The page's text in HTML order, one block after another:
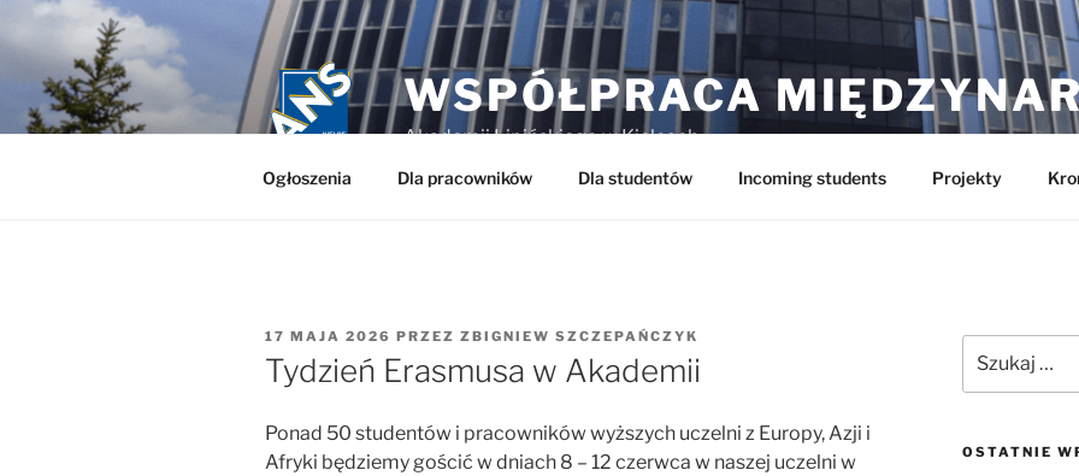
Przejdź
do
treści
WSPÓŁPRACA
Akademii Lipińskiego w Kielcach
Ogłoszenia Dla pracowników Dla studentów Incoming students Projekty
OPUBLIKOWANE
W
17 MAJA 2026 PRZEZ ZBIGNIEW SZCZEPAŃCZYK
Tydzień Erasmusa w Akademii
Ponad 50 studentów i pracowników wyższych uczelni z Europy, Azji i
Afryki będziemy gościć w dniach 8 – 12 czerwca w naszej uczelni w
OSTATNIE